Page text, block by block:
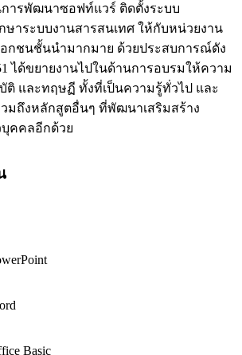
ารพัฒนาซอฟท์แวร์ ติดตั้งระบบ
าระบบงานสารสนเทศ ให้กับหน่วยงาน
อกชนชั้นนำมากมาย ด้วยประสบการณ์ดัง
ได้ขยายงานไปในด้านการอบรมให้ความ
ติ และทฤษฏี ทั้งที่เป็นความรู้ทั่วไป และ
มถึงหลักสูตอื่นๆ ที่พัฒนาเสริมสร้าง
คคลอีกด้วย